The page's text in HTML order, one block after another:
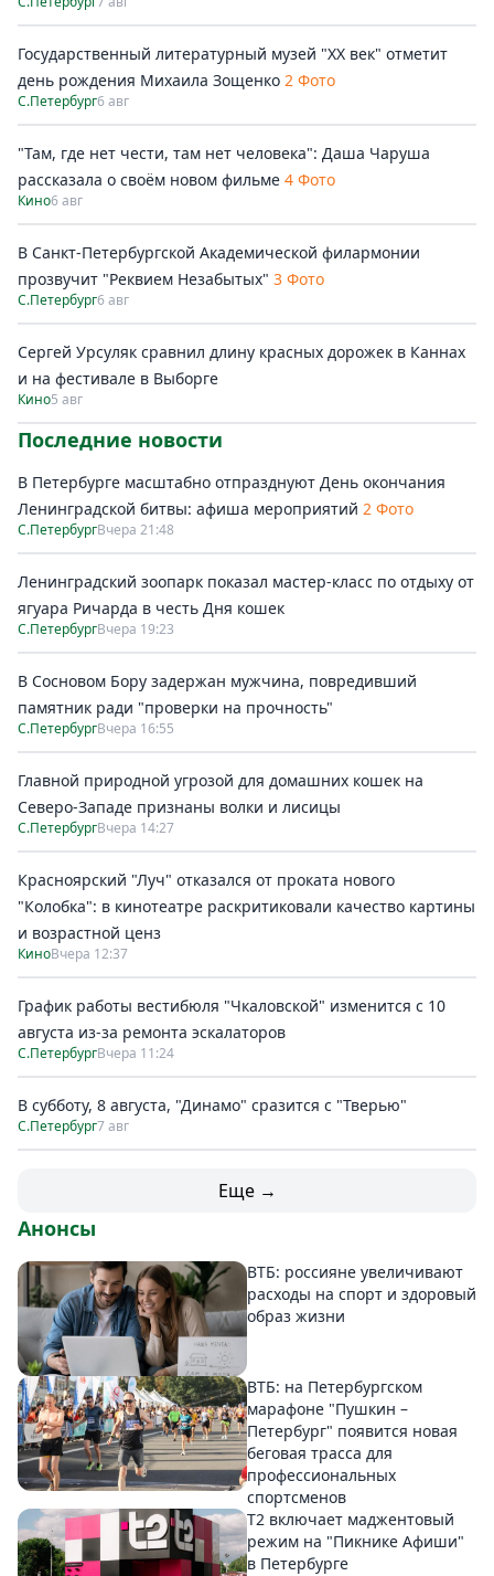
Государственный литературный музей "ХХ век" отметит
день рождения Михаила Зощенко 2 Фото
С.Петербург6 авг
"Там, где нет чести, там нет человека": Даша Чаруша
рассказала о своём новом фильме 4 Фото
Кино6 авг
В Санкт-Петербургской Академической филармонии
прозвучит "Реквием Незабытых" 3 Фото
С.Петербург6 авг
Сергей Урсуляк сравнил длину красных дорожек в Каннах
и на фестивале в Выборге
Кино5 авг
Последние новости
В Петербурге масштабно отпразднуют День окончания
Ленинградской битвы: афиша мероприятий 2 Фото
С.ПетербургВчера 21:48
Ленинградский зоопарк показал мастер-класс по отдыху от
ягуара Ричарда в честь Дня кошек
С.ПетербургВчера 19:23
В Сосновом Бору задержан мужчина, повредивший
памятник ради "проверки на прочность"
С.ПетербургВчера 16:55
Главной природной угрозой для домашних кошек на
Северо-Западе признаны волки и лисицы
С.ПетербургВчера 14:27
Красноярский "Луч" отказался от проката нового
"Колобка": в кинотеатре раскритиковали качество картины
и возрастной ценз
КиноВчера 12:37
График работы вестибюля "Чкаловской" изменится с 10
августа из-за ремонта эскалаторов
С.ПетербургВчера 11:24
В субботу, 8 августа, "Динамо" сразится с "Тверью"
С.Петербург7 авг
Еще →
Анонсы
ВТБ: россияне увеличивают
расходы на спорт и здоровый
образ жизни
ВТБ: на Петербургском
марафоне "Пушкин –
Петербург" появится новая
беговая трасса для
профессиональных
спортсменов
Т2 включает маджентовый
режим на "Пикнике Афиши"
в Петербурге